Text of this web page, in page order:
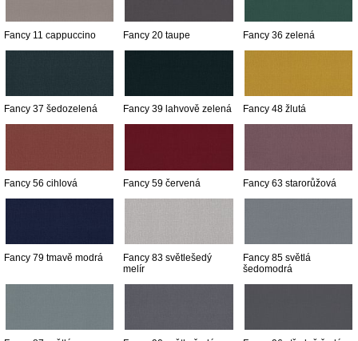
Fancy 11 cappuccino Fancy 20 taupe Fancy 36 zelená
Fancy 37 šedozelená Fancy 39 lahvově zelená Fancy 48 žlutá
Fancy 56 cihlová Fancy 59 červená Fancy 63 starorůžová
Fancy 79 tmavě modrá
Fancy 83 světlešedý
melír
Fancy 85 světlá
šedomodrá